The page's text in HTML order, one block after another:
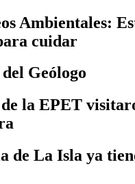
Ambientales:
cuidar
Geólogo
la EPET
de La Isla ya